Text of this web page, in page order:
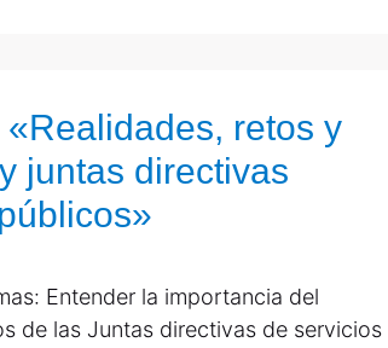
retos y
juntas directivas
Entender la importancia del
de las Juntas directivas de servicios